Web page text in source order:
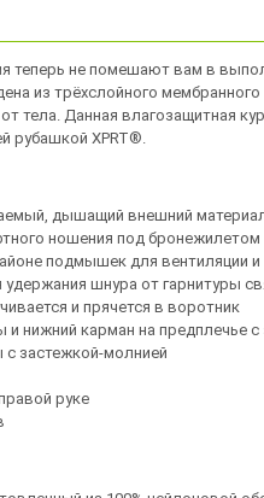
теперь не помешают вам в
из трёхслойного
тела. Данная влагозащитная
рубашкой XPRT®.
дышащий внешний
ношения под бронежилетом
подмышек для вентиляции и
шнура от гарнитуры
и прячется в воротник
и нижний карман на предплечье
застежкой-молнией
руке